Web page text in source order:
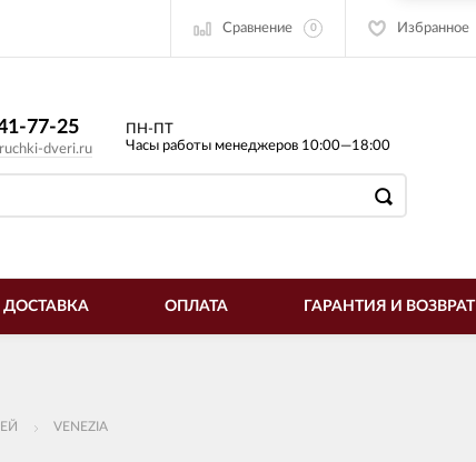
Сравнение 0 Избранное
77-25
dveri.ru
ПН-ПТ
Часы работы менеджеров 10:00—18:00
ДОСТАВКА ОПЛАТА ГАРАНТИЯ И ВОЗВРАТ
VENEZIA